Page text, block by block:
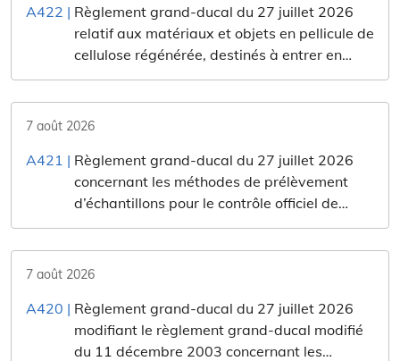
A422 | Règlement grand-ducal du 27 juillet 2026
relatif aux matériaux et objets en pellicule de
cellulose régénérée, destinés à entrer en
contact avec les denrées alimentaires.
7 août 2026
A421 | Règlement grand-ducal du 27 juillet 2026
concernant les méthodes de prélèvement
d’échantillons pour le contrôle officiel de
pesticides sur et dans les produits d’origine
végétale et animale.
7 août 2026
A420 | Règlement grand-ducal du 27 juillet 2026
modifiant le règlement grand-ducal modifié
du 11 décembre 2003 concernant les